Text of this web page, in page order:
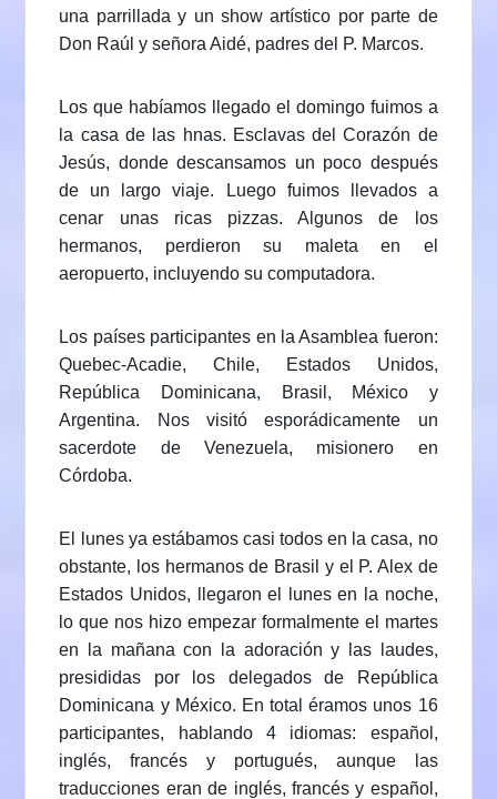
una parrillada y un show artístico por parte de
Don Raúl y señora Aidé, padres del P. Marcos.
Los que habíamos llegado el domingo fuimos a
la casa de las hnas. Esclavas del Corazón de
Jesús, donde descansamos un poco después
de un largo viaje. Luego fuimos llevados a
cenar unas ricas pizzas. Algunos de los
hermanos, perdieron su maleta en el
aeropuerto, incluyendo su computadora.
Los países participantes en la Asamblea fueron:
Quebec-Acadie, Chile, Estados Unidos,
República Dominicana, Brasil, México y
Argentina. Nos visitó esporádicamente un
sacerdote de Venezuela, misionero en
Córdoba.
El lunes ya estábamos casi todos en la casa, no
obstante, los hermanos de Brasil y el P. Alex de
Estados Unidos, llegaron el lunes en la noche,
lo que nos hizo empezar formalmente el martes
en la mañana con la adoración y las laudes,
presididas por los delegados de República
Dominicana y México. En total éramos unos 16
participantes, hablando 4 idiomas: español,
inglés, francés y portugués, aunque las
traducciones eran de inglés, francés y español,